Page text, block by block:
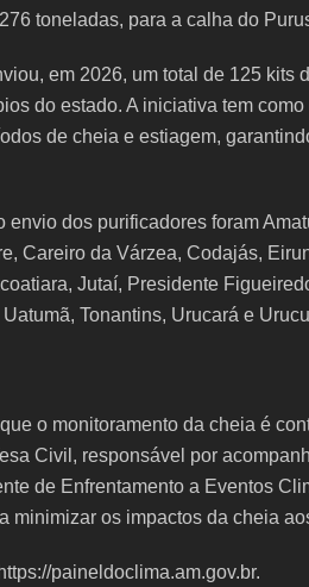
toneladas, para a calha do
em 2026, um total de 125 kits
do estado. A iniciativa tem
de cheia e estiagem,
dos purificadores foram
Careiro da Várzea, Codajás,
Jutaí, Presidente
Tonantins, Urucará e
o monitoramento da cheia é
Civil, responsável por
de Enfrentamento a Eventos
minimizar os impactos da cheia
paineldoclima.am.gov.br.